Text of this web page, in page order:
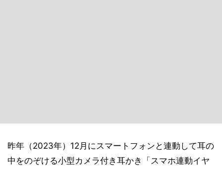
昨年（2023年）12月にスマートフォンと連動して耳の
中をのぞける小型カメラ付き耳かき「スマホ連動イヤ